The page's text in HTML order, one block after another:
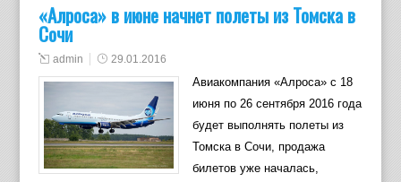
«Алроса» в июне начнет полеты из Томска в
Сочи
admin 29.01.2016
Авиакомпания «Алроса» с 18
июня по 26 сентября 2016 года
будет выполнять полеты из
Томска в Сочи, продажа
билетов уже началась,